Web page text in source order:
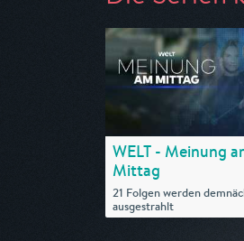
WELT - Meinung
Mittag
21 Folgen werden
ausgestrahlt